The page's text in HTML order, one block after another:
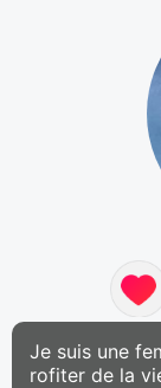
Je suis une
rofiter de la